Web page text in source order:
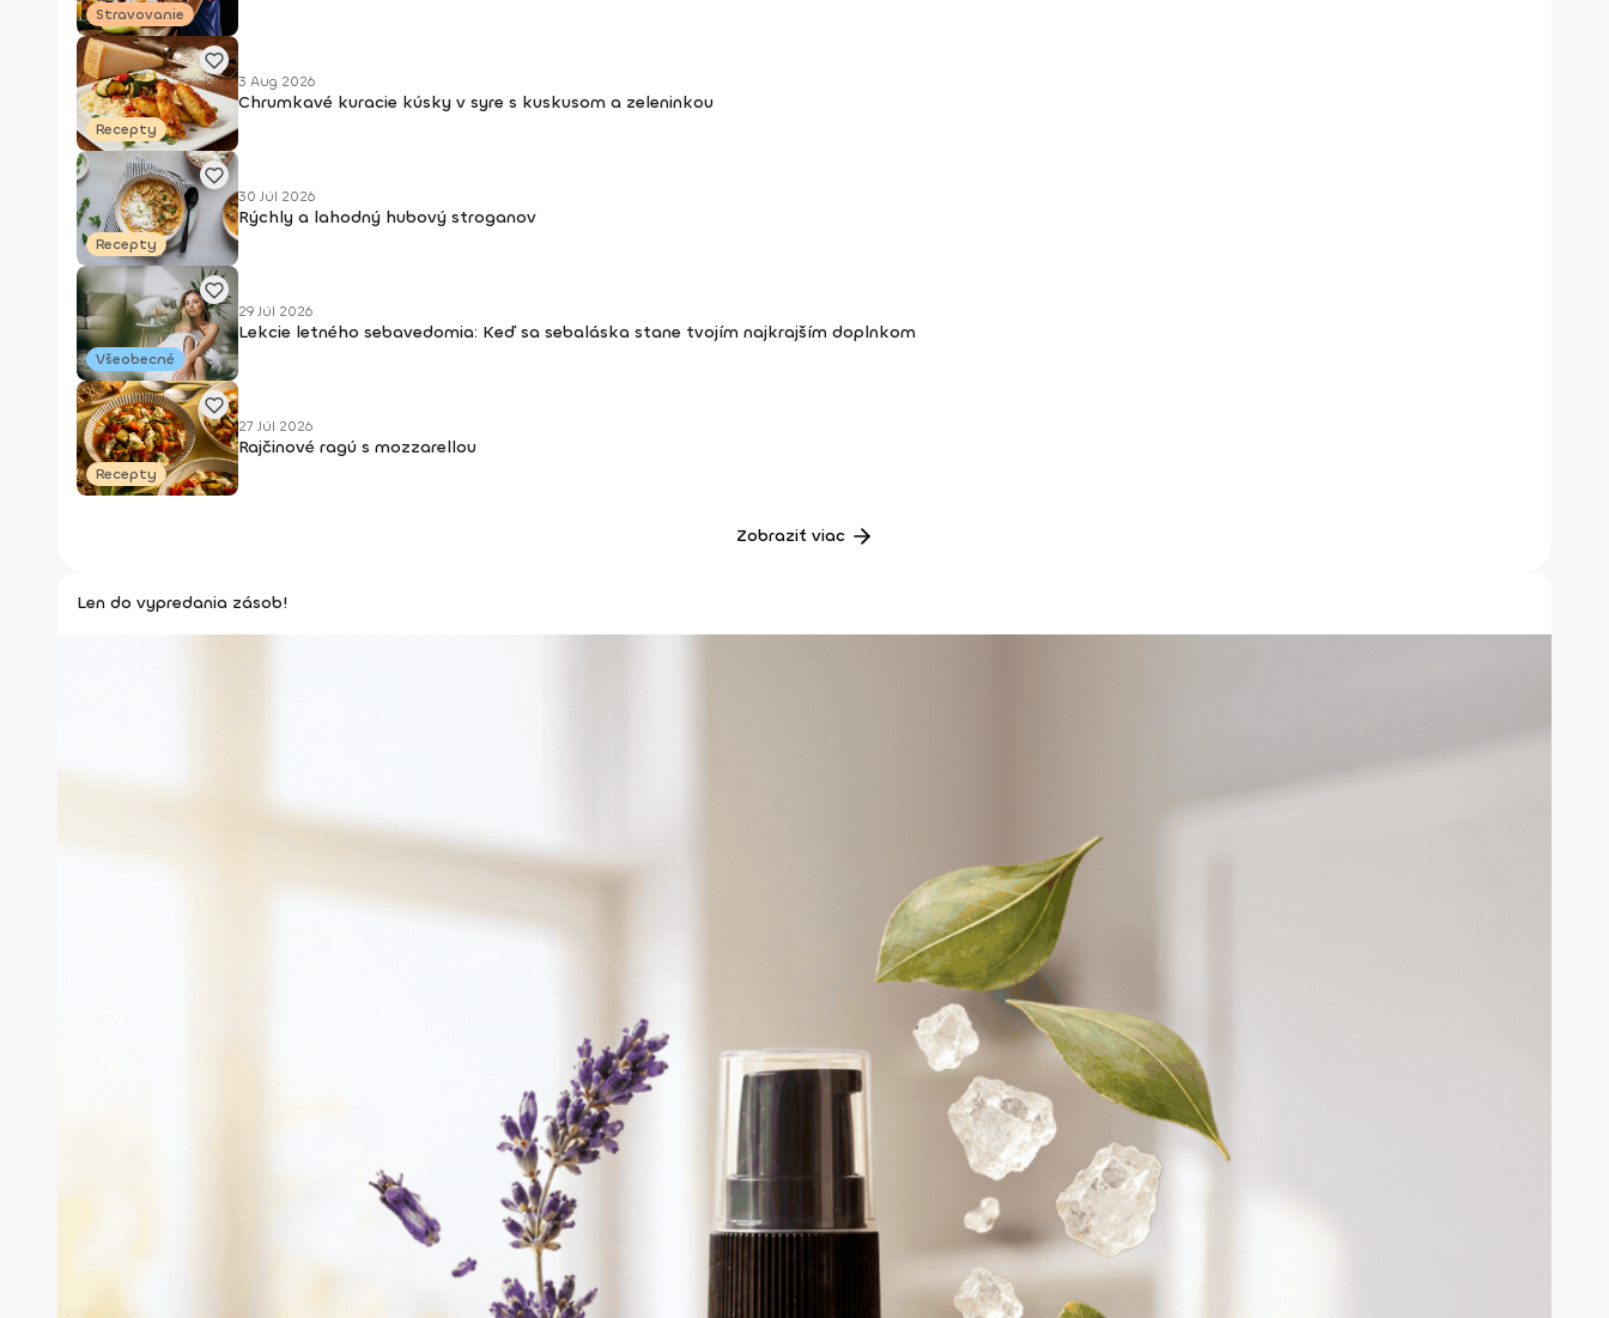
Stravovanie
Recepty
3 Aug 2026
Chrumkavé kuracie kúsky v syre s kuskusom a zeleninkou
Recepty
30 Júl 2026
Rýchly a lahodný hubový stroganov
Všeobecné
29 Júl 2026
Lekcie letného sebavedomia: Keď sa sebaláska stane tvojím najkrajším doplnkom
Recepty
27 Júl 2026
Rajčinové ragú s mozzarellou
Zobraziť viac
Len do vypredania zásob!